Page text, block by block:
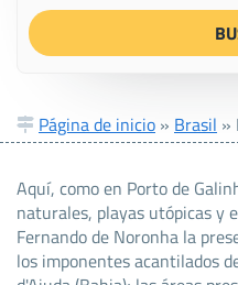
Página de inicio » Brasil »
Aquí, como en Porto de
naturales, playas utópicas y
Fernando de Noronha la
los imponentes acantilados